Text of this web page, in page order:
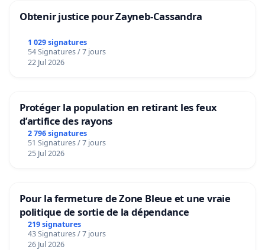
Obtenir justice pour Zayneb-Cassandra
1 029 signatures
54 Signatures / 7 jours
22 Jul 2026
Protéger la population en retirant les feux
d’artifice des rayons
2 796 signatures
51 Signatures / 7 jours
25 Jul 2026
Pour la fermeture de Zone Bleue et une vraie
politique de sortie de la dépendance
219 signatures
43 Signatures / 7 jours
26 Jul 2026